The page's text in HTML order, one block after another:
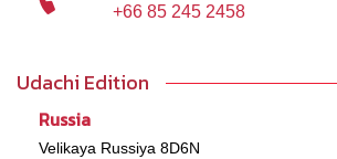
+66 85 245 2458
Udachi Edition
Russia
Velikaya Russiya 8D6N